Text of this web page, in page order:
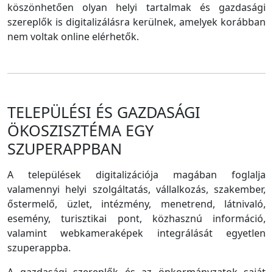
köszönhetően olyan helyi tartalmak és gazdasági
szereplők is digitalizálásra kerülnek, amelyek korábban
nem voltak online elérhetők.
TELEPÜLÉSI ÉS GAZDASÁGI
ÖKOSZISZTÉMA EGY
SZUPERAPPBAN
A települések digitalizációja magában foglalja
valamennyi helyi szolgáltatás, vállalkozás, szakember,
őstermelő, üzlet, intézmény, menetrend, látnivaló,
esemény, turisztikai pont, közhasznú információ,
valamint webkameraképek integrálását egyetlen
szuperappba.